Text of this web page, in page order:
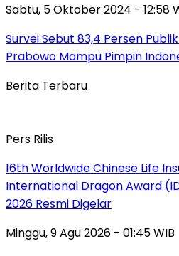
Sabtu, 5 Oktober 2024 - 12:58
Survei Sebut 83,4 Persen
Prabowo Mampu Pimpin
Berita Terbaru
Pers Rilis
16th Worldwide Chinese Life
International Dragon Award
2026 Resmi Digelar
Minggu, 9 Agu 2026 - 01:45 WIB